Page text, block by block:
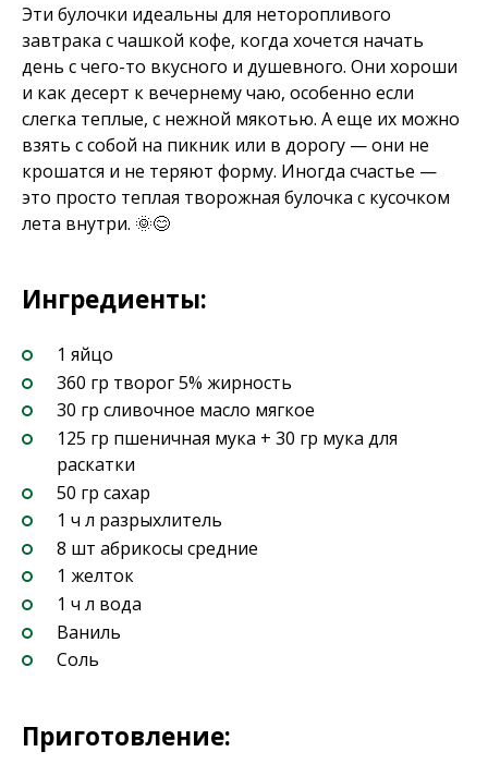
Эти булочки идеальны для неторопливого
завтрака с чашкой кофе, когда хочется начать
день с чего-то вкусного и душевного. Они хороши
и как десерт к вечернему чаю, особенно если
слегка теплые, с нежной мякотью. А еще их можно
взять с собой на пикник или в дорогу — они не
крошатся и не теряют форму. Иногда счастье —
это просто теплая творожная булочка с кусочком
лета внутри. 🌞😊
Ингредиенты:
1 яйцо
360 гр творог 5% жирность
30 гр сливочное масло мягкое
125 гр пшеничная мука + 30 гр мука для
раскатки
50 гр сахар
1 ч л разрыхлитель
8 шт абрикосы средние
1 желток
1 ч л вода
Ваниль
Соль
Приготовление: